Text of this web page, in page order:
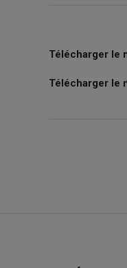
Télécharger le
Télécharger le